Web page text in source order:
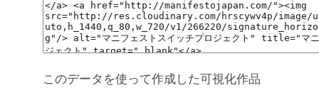
このデータを使って作成した可視化作品